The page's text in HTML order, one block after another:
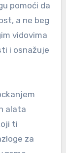
pomoći da
a ne beg
vidovima
i osnažuje
alata
ti
za